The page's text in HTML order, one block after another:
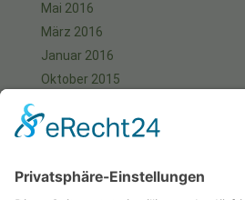
Mai 2016
März 2016
Januar 2016
Oktober 2015
August 2015
Juni 2015